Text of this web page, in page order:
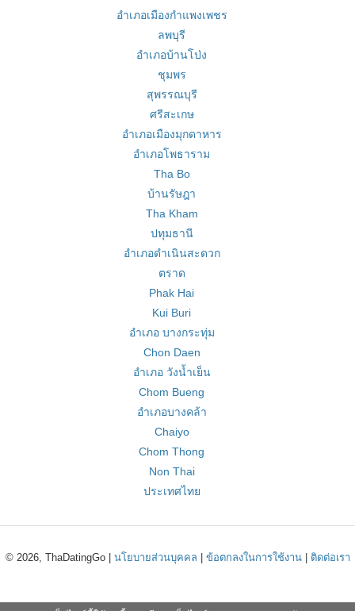
อำเภอเมืองกำแพงเพชร
ลพบุรี
อำเภอบ้านโป่ง
ชุมพร
สุพรรณบุรี
ศรีสะเกษ
อำเภอเมืองมุกดาหาร
อำเภอโพธาราม
Tha Bo
บ้านรัษฎา
Tha Kham
ปทุมธานี
อำเภอดำเนินสะดวก
ตราด
Phak Hai
Kui Buri
อำเภอ บางกระทุ่ม
Chon Daen
อำเภอ วังน้ำเย็น
Chom Bueng
อำเภอบางคล้า
Chaiyo
Chom Thong
Non Thai
ประเทศไทย
© 2026, ThaDatingGo | นโยบายส่วนบุคคล ข้อตกลงในการใช้งาน| ติดต่อเรา